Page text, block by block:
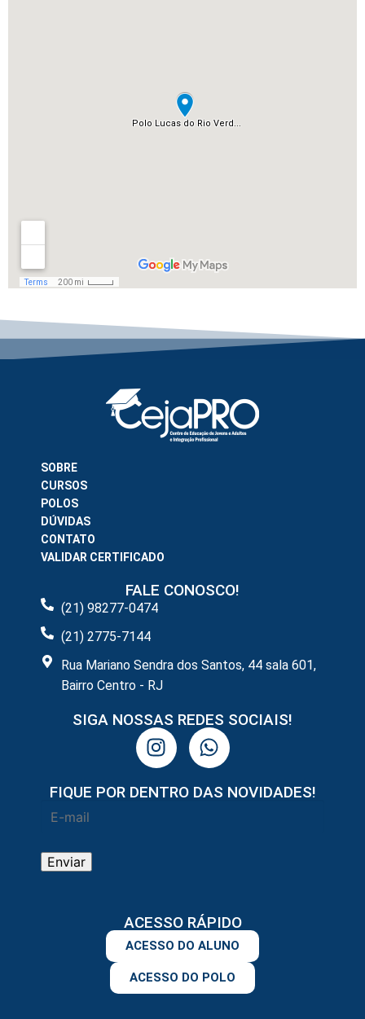
SOBRE
CURSOS
POLOS
DÚVIDAS
CONTATO
VALIDAR CERTIFICADO
FALE CONOSCO!
(21) 98277-0474
(21) 2775-7144
Rua Mariano Sendra dos Santos, 44 sala 601,
Bairro Centro - RJ
SIGA NOSSAS REDES SOCIAIS!
FIQUE POR DENTRO DAS NOVIDADES!
ACESSO RÁPIDO
ACESSO DO ALUNO
ACESSO DO POLO